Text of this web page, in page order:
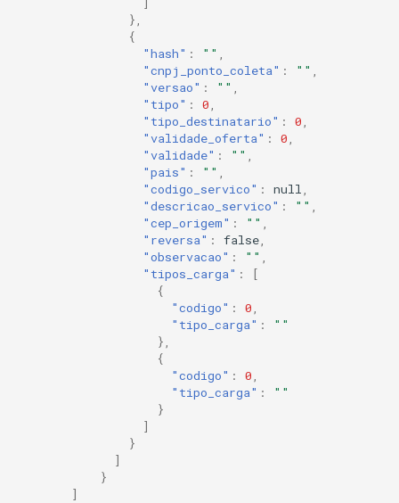
},
{
"hash" : ""
"cnpj_ponto_coleta" : ""
"versao" : ""
"tipo" : 0
"tipo_destinatario" : 0
"validade_oferta" : 0
"validade" : ""
"pais" : ""
"codigo_servico" : null
"descricao_servico" : ""
"cep_origem" : ""
"reversa" : false
"observacao" : ""
"tipos_carga" :
[
{
"codigo" : 0
"tipo_carga" :
""
},
{
"codigo" : 0
"tipo_carga" :
""
}
]
}
]
}
]